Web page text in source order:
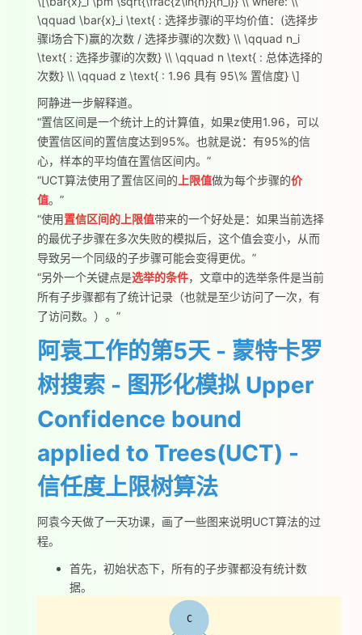
\qquad \bar{x}_i \text{ : 选择步骤i的平均价值：(选择步
骤i场合下)赢的次数 / 选择步骤i的次数} \\ \qquad n_i
\text{ : 选择步骤i的次数} \\ \qquad n \text{ : 总体选择的
次数} \\ \qquad z \text{ : 1.96 具有 95\% 置信度} \]
阿静进一步解释道。
“置信区间是一个统计上的计算值，如果z使用1.96，可以
使置信区间的置信度达到95%。也就是说：有95%的信
心，样本的平均值在置信区间内。”
“UCT算法使用了置信区间的 上限值做为每个步骤的价
值。”
“使用置信区间的上限值带来的一个好处是：如果当前选择
的最优子步骤在多次失败的模拟后，这个值会变小，从而
导致另一个同级的子步骤可能会变得更优。”
“另外一个关键点是选举的条件，文章中的选举条件是当前
所有子步骤都有了统计记录（也就是至少访问了一次，有
了访问数。）。”
阿袁工作的第5天 - 蒙特卡罗
树搜索 - 图形化模拟 Upper
Confidence bound
applied to Trees(UCT) -
信任度上限树算法
阿袁今天做了一天功课，画了一些图来说明UCT算法的过
程。
首先，初始状态下，所有的子步骤都没有统计数
据。
C